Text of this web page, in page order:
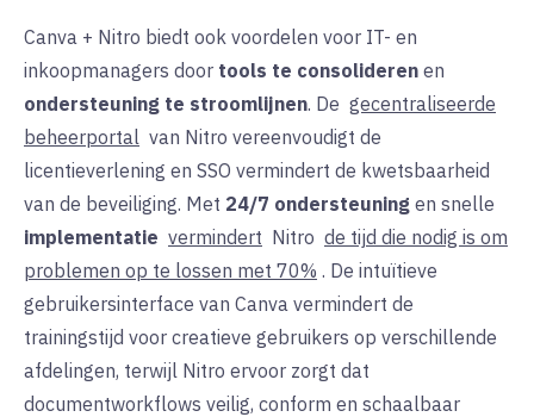
Canva + Nitro biedt ook voordelen voor IT- en
inkoopmanagers door tools te consolideren en
ondersteuning te stroomlijnen. De gecentraliseerde
beheerportal van Nitro vereenvoudigt de
licentieverlening en SSO vermindert de kwetsbaarheid
van de beveiliging. Met 24/7 ondersteuning en snelle
implementatie vermindert Nitro de tijd die nodig is om
problemen op te lossen met 70% . De intuïtieve
gebruikersinterface van Canva vermindert de
trainingstijd voor creatieve gebruikers op verschillende
afdelingen, terwijl Nitro ervoor zorgt dat
documentworkflows veilig, conform en schaalbaar